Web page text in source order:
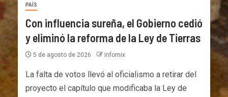
PAÍS
Con influencia sureña, el Gobierno cedió
y eliminó la reforma de la Ley de Tierras
5 de agosto de 2026 Infomix
La falta de votos llevó al oficialismo a retirar del
proyecto el capítulo que modificaba la Ley de